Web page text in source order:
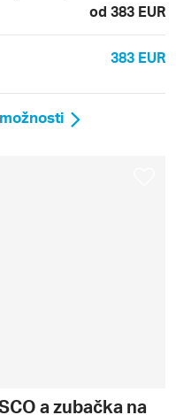
od 383 EUR
383 EUR
a zubačka na